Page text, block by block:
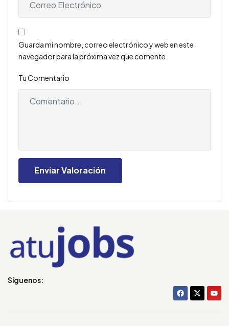
Guarda mi nombre, correo electrónico y web en este
navegador para la próxima vez que comente.
Tu Comentario
Síguenos: